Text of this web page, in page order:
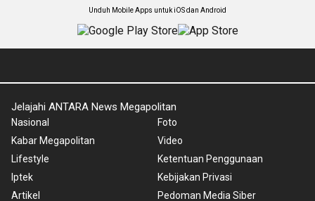
Infografik